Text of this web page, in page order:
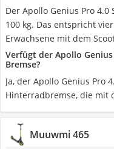
Der Apollo Genius Pro
100 kg. Das entspricht
Erwachsene mit dem
Verfügt der Apollo
Bremse?
Ja, der Apollo Genius Pro
Hinterradbremse, die mit
Muuwmi 465